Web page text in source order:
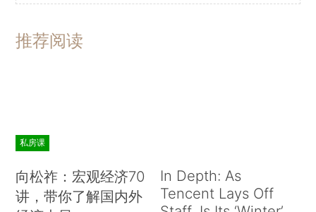
推荐阅读
私房课
向松祚：宏观经济70
讲，带你了解国内外
In Depth: As
Tencent Lays Off